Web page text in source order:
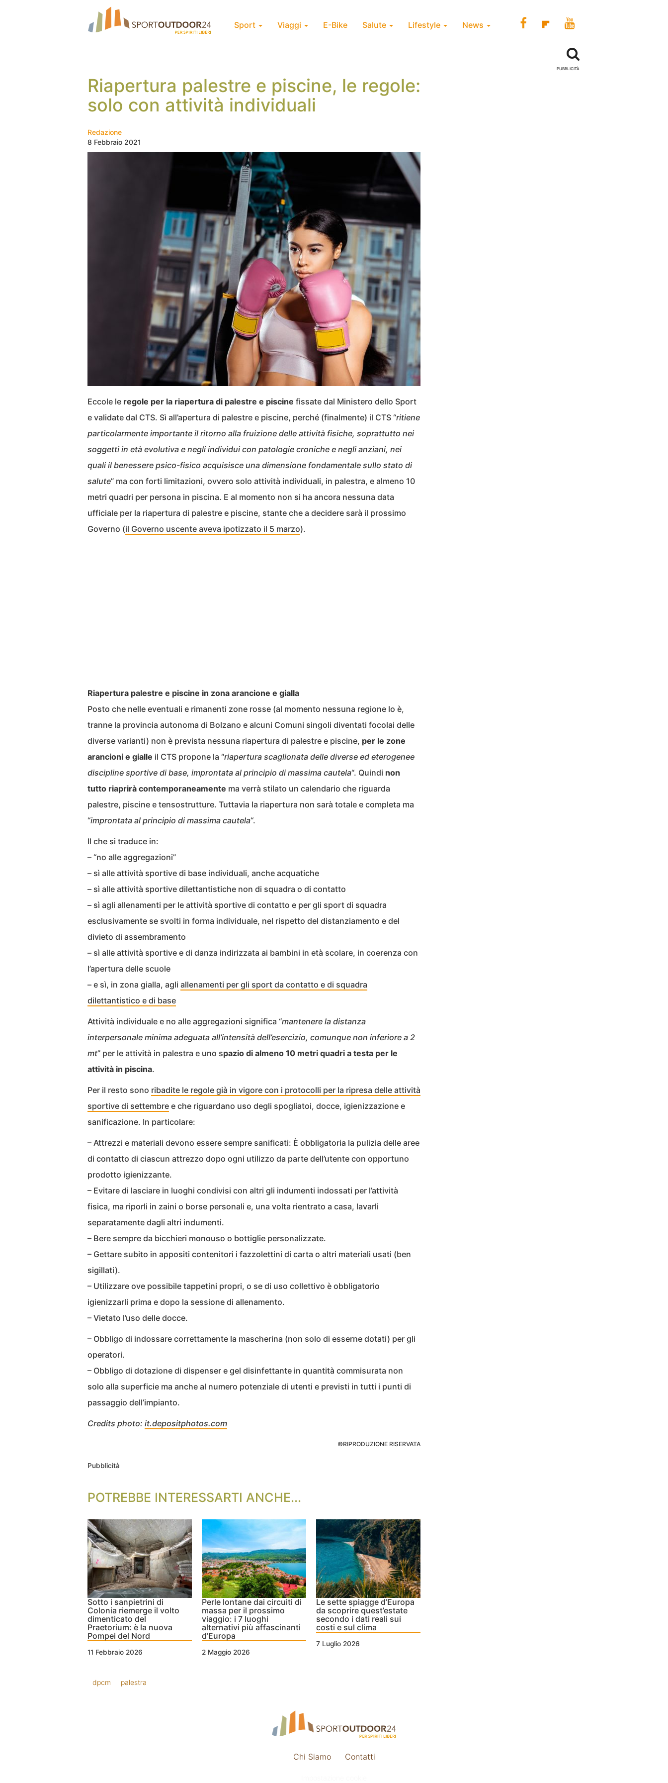
Sport Viaggi E-Bike Salute Lifestyle News
Riapertura palestre e piscine, le regole:
solo con attività individuali
Redazione
8 Febbraio 2021
Eccole le regole per la riapertura di palestre e piscine fissate dal Ministero dello Sport
e validate dal CTS. Sì all’apertura di palestre e piscine, perché (finalmente) il CTS “ritiene
particolarmente importante il ritorno alla fruizione delle attività fisiche, soprattutto nei
soggetti in età evolutiva e negli individui con patologie croniche e negli anziani, nei
quali il benessere psico-fisico acquisisce una dimensione fondamentale sullo stato di
salute” ma con forti limitazioni, ovvero solo attività individuali, in palestra, e almeno 10
metri quadri per persona in piscina. E al momento non si ha ancora nessuna data
ufficiale per la riapertura di palestre e piscine, stante che a decidere sarà il prossimo
Governo (il Governo uscente aveva ipotizzato il 5 marzo).
Riapertura palestre e piscine in zona arancione e gialla
Posto che nelle eventuali e rimanenti zone rosse (al momento nessuna regione lo è,
tranne la provincia autonoma di Bolzano e alcuni Comuni singoli diventati focolai delle
diverse varianti) non è prevista nessuna riapertura di palestre e piscine, per le zone
arancioni e gialle il CTS propone la “riapertura scaglionata delle diverse ed eterogenee
discipline sportive di base, improntata al principio di massima cautela“. Quindi non
tutto riaprirà contemporaneamente ma verrà stilato un calendario che riguarda
palestre, piscine e tensostrutture. Tuttavia la riapertura non sarà totale e completa ma
“improntata al principio di massima cautela“.
Il che si traduce in:
– “no alle aggregazioni”
– sì alle attività sportive di base individuali, anche acquatiche
– sì alle attività sportive dilettantistiche non di squadra o di contatto
– sì agli allenamenti per le attività sportive di contatto e per gli sport di squadra
esclusivamente se svolti in forma individuale, nel rispetto del distanziamento e del
divieto di assembramento
– sì alle attività sportive e di danza indirizzata ai bambini in età scolare, in coerenza con
l’apertura delle scuole
– e sì, in zona gialla, agli allenamenti per gli sport da contatto e di squadra
dilettantistico e di base
Attività individuale e no alle aggregazioni significa “mantenere la distanza
interpersonale minima adeguata all’intensità dell’esercizio, comunque non inferiore a 2
mt” per le attività in palestra e uno spazio di almeno 10 metri quadri a testa per le
attività in piscina.
Per il resto sono ribadite le regole già in vigore con i protocolli per la ripresa delle attività
sportive di settembre e che riguardano uso degli spogliatoi, docce, igienizzazione e
sanificazione. In particolare:
– Attrezzi e materiali devono essere sempre sanificati: È obbligatoria la pulizia delle aree
di contatto di ciascun attrezzo dopo ogni utilizzo da parte dell’utente con opportuno
prodotto igienizzante.
– Evitare di lasciare in luoghi condivisi con altri gli indumenti indossati per l’attività
fisica, ma riporli in zaini o borse personali e, una volta rientrato a casa, lavarli
separatamente dagli altri indumenti.
– Bere sempre da bicchieri monouso o bottiglie personalizzate.
– Gettare subito in appositi contenitori i fazzolettini di carta o altri materiali usati (ben
sigillati).
– Utilizzare ove possibile tappetini propri, o se di uso collettivo è obbligatorio
igienizzarli prima e dopo la sessione di allenamento.
– Vietato l’uso delle docce.
– Obbligo di indossare correttamente la mascherina (non solo di esserne dotati) per gli
operatori.
– Obbligo di dotazione di dispenser e gel disinfettante in quantità commisurata non
solo alla superficie ma anche al numero potenziale di utenti e previsti in tutti i punti di
passaggio dell’impianto.
Credits photo: it.depositphotos.com
©RIPRODUZIONE RISERVATA
Pubblicità
POTREBBE INTERESSARTI ANCHE...
Sotto i sanpietrini di
Colonia riemerge il volto
dimenticato del
Praetorium: è la nuova
Pompei del Nord
11 Febbraio 2026
Perle lontane dai circuiti di
massa per il prossimo
viaggio: i 7 luoghi
alternativi più affascinanti
d’Europa
2 Maggio 2026
Le sette spiagge d’Europa
da scoprire quest’estate
secondo i dati reali sui
costi e sul clima
7 Luglio 2026
dpcm palestra
PUBBLICITÀ
Chi Siamo Contatti